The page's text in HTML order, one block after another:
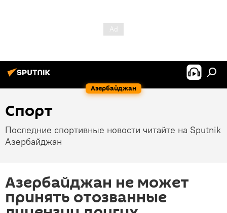
Азербайджан
Спорт
Последние спортивные новости читайте на Sputnik
Азербайджан
Азербайджан не может
принять отозванные